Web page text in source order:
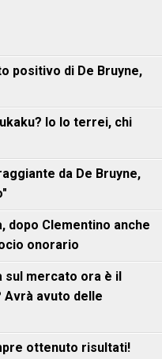
positivo di De Bruyne,
Io lo terrei, chi
da De Bruyne,
dopo Clementino anche
onorario
sul mercato ora è il
Avrà avuto delle
ottenuto risultati!